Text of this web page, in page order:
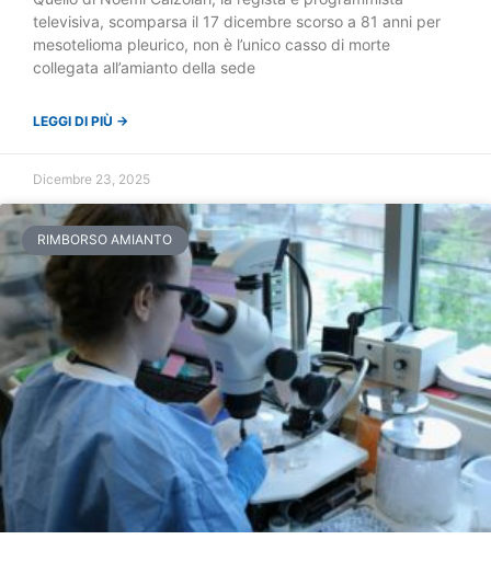
televisiva, scomparsa il 17 dicembre scorso a 81 anni per
mesotelioma pleurico, non è l’unico casso di morte
collegata all’amianto della sede
LEGGI DI PIÙ →
Dicembre 23, 2025
RIMBORSO AMIANTO